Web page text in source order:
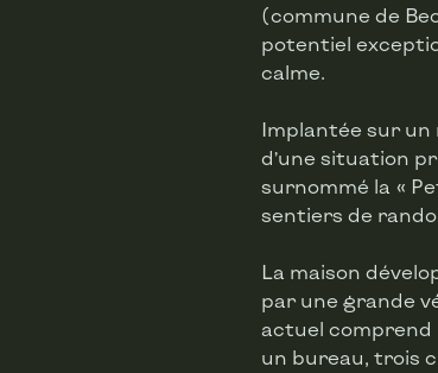
(commune de
potentiel
calme.
Implantée sur un
d’une situation
surnommé la «
sentiers de
La maison
par une grande
actuel comprend
un bureau, trois